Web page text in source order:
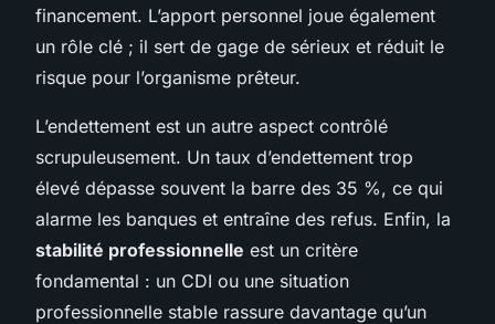
financement. L’apport personnel joue également
un rôle clé ; il sert de gage de sérieux et réduit le
risque pour l’organisme prêteur.
L’endettement est un autre aspect contrôlé
scrupuleusement. Un taux d’endettement trop
élevé dépasse souvent la barre des 35 %, ce qui
alarme les banques et entraîne des refus. Enfin, la
stabilité professionnelle est un critère
fondamental : un CDI ou une situation
professionnelle stable rassure davantage qu’un